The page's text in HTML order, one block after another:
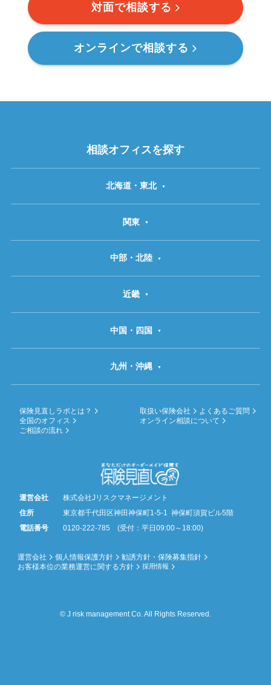
対面で相談する
オンラインで相談する
相談オフィスを探す
北海道・東北
関東
中部・北陸
近畿
中国・四国
九州・沖縄
保険見直しラボとは？
全国のオフィス
ご相談の流れ
取扱い保険会社
よくあるご質問
オンライン相談について
運営会社
株式会社Jリスクマネージメント
住所
東京都千代田区神田神保町1-5-1 神保町須賀ビル5階
電話番号
0120-222-785 (受付：平日09:00～18:00)
運営会社 個人情報保護方針
勧誘方針・保険募集指針
お客様本位の業務運営に関する方針
採用情報
© J risk management Co. All Rights Reserved.